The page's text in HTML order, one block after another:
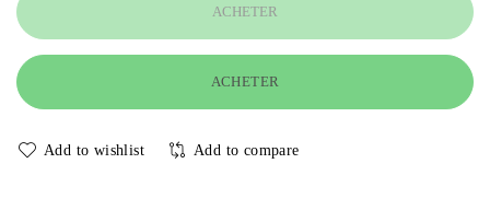
ACHETER
ACHETER
Add to wishlist Add to compare